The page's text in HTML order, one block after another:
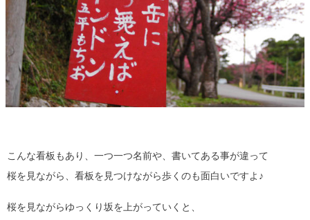
こんな看板もあり、一つ一つ名前や、書いてある事が違って
桜を見ながら、看板を見つけながら歩くのも面白いですよ♪
桜を見ながらゆっくり坂を上がっていくと、